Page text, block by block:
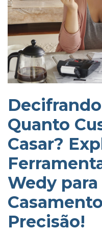
Quanto
Casar?
Wedy
Precisão!